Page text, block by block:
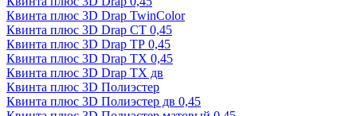
Квинта плюс 3D Drap TwinColor
Квинта плюс 3D Drap СТ 0,45
Квинта плюс 3D Drap ТР 0,45
Квинта плюс 3D Drap ТХ 0,45
Квинта плюс 3D Drap ТХ дв
Квинта плюс 3D Полиэстер
Квинта плюс 3D Полиэстер дв 0,45